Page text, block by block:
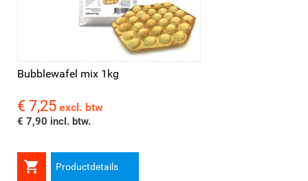
Bubblewafel mix 1kg
Prijs
€ 7,25 excl. btw
€ 7,90 incl. btw.
 Productdetails